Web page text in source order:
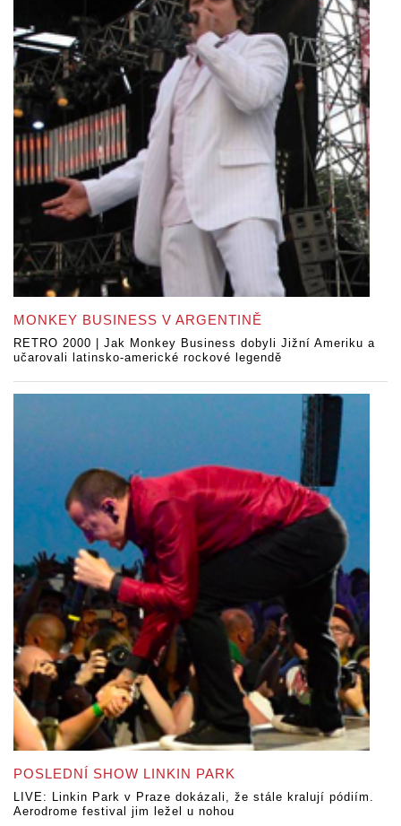
MONKEY BUSINESS V ARGENTINĚ
RETRO 2000 | Jak Monkey Business dobyli Jižní Ameriku a
učarovali latinsko-americké rockové legendě
POSLEDNÍ SHOW LINKIN PARK
LIVE: Linkin Park v Praze dokázali, že stále kralují pódiím.
Aerodrome festival jim ležel u nohou